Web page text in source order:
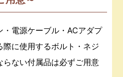
電源ケーブル・ACアダプ
際に使用するボルト・ネジ
らない付属品は必ずご用意